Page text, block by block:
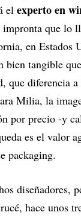
el experto en
impronta que lo
en Estados
bien tangible
que diferencia
Milia, la
por precio -y
es el valor
packaging.
diseñadores,
hace unos